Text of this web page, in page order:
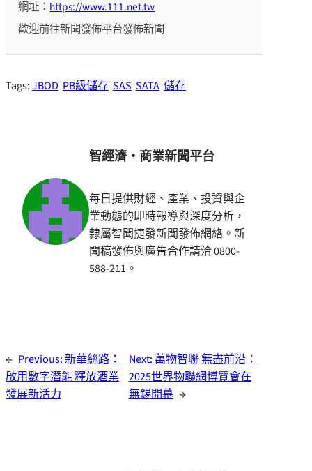
網址： https://www.111.net.tw
歡迎前往新聞發佈平台發佈新聞
Tags:JBOD PB級儲存 SAS SATA 儲存
智經濟・商業新聞平台
每日提供財經、產業、投資與企
業動態的即時報導與深度分析，
隸屬智聞捷發新聞發佈網絡。新
聞稿發佈與廣告合作請洽 0800-
588-211。
← Previous:新華絲路：
啟用數字潛能 釋放酒業
發展新活力
Next: 萬物智聯 無盡前沿：
2025世界物聯網博覽會在
無錫開幕 →